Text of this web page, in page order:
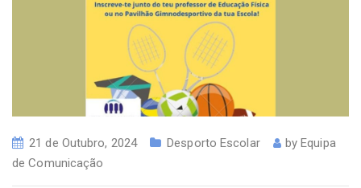
21 de Outubro, 2024 Desporto Escolar byEquipa
de Comunicação